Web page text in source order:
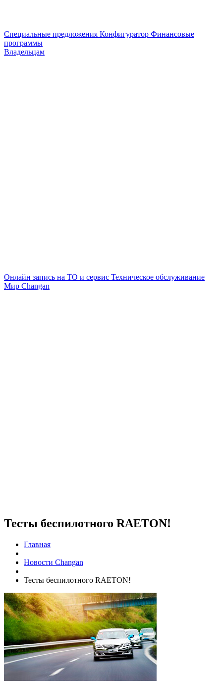
Специальные предложения Конфигуратор Финансовые
программы
Владельцам
Онлайн запись на ТО и сервис Техническое обслуживание
Мир Changan
Тесты беспилотного RAETON!
Главная
Новости Changan
Тесты беспилотного RAETON!